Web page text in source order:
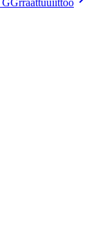
GGrraattuuiittoo